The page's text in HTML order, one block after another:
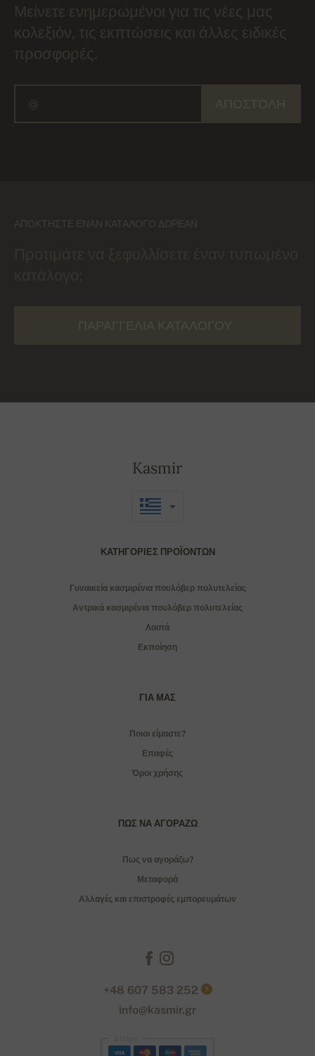
Μείνετε ενημερωμένοι για τις νέες μας
κολεξιόν, τις εκπτώσεις και άλλες ειδικές
προσφορές.
ΑΠΟΚΤΉΣΤΕ ΈΝΑΝ ΚΑΤΆΛΟΓΟ ΔΩΡΕΆΝ
Kasmir
ΚΑΤΗΓΟΡΊΕΣ ΠΡΟΪΌΝΤΩΝ
Γυναικεία κασμιρένια πουλόβερ πολυτελείας
Αντρικά κασμιρένια πουλόβερ πολυτελείας
Λοιπά
Εκποίηση
ΓΙΑ ΜΑΣ
Ποιοι είμαστε?
Επαφές
Όροι χρήσης
ΠΏΣ ΝΑ ΑΓΟΡΆΖΩ
Πως να αγοράζω?
Μεταφορά
Αλλαγές και επιστροφές εμπορευμάτων
+48 607 583 252 ?
info@kasmir.gr